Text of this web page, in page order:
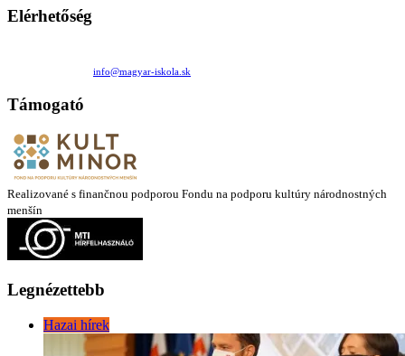
Elérhetőség
info@magyar-iskola.sk
Támogató
Realizované s finančnou podporou Fondu na podporu kultúry národnostných
menšín
Legnézettebb
Hazai hírek